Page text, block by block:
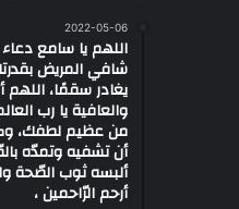
2022-05-06
اللهم يا سامع دعاء
شافي المريض
يغادر سقمًا،
والعافية يا رب
من عظيم لطفك،
أن تشفيه وتمدّه
ألبسه ثوب الصّحة
أرحم الرّاحمين ،